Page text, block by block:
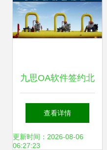
九思OA软件签约北
京三川世纪技术，
赋能网络技术开发
查看详情
更新时间：2026-08-06
06:27:23